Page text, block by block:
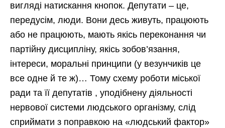
вигляді натискання кнопок. Депутати – це,
передусім, люди. Вони десь живуть, працюють
або не працюють, мають якісь переконання чи
партійну дисципліну, якісь зобов’язання,
інтереси, моральні принципи (у везунчиків це
все одне й те ж)… Тому схему роботи міської
ради та її депутатів , уподібнену діяльності
нервової системи людського організму, слід
сприймати з поправкою на «людський фактор»